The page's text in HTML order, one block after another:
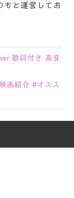
と運営してお
歌詞付き 高音
画紹介 #オスス